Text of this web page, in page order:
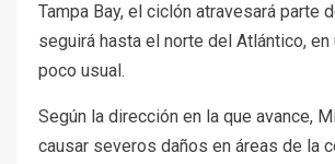
Tampa Bay, el ciclón atravesará parte
seguirá hasta el norte del Atlántico, en
poco usual.
Según la dirección en la que avance,
causar severos daños en áreas de la